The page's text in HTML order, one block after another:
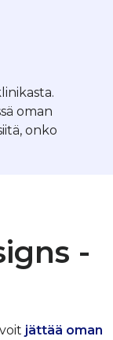
oman
onko
-
jättää oman